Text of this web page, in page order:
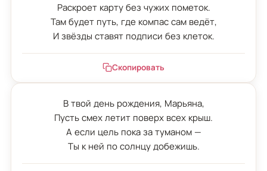
Раскроет карту без чужих пометок.
Там будет путь, где компас сам ведёт,
И звёзды ставят подписи без клеток.
Скопировать
В твой день рождения, Марьяна,
Пусть смех летит поверх всех крыш.
А если цель пока за туманом —
Ты к ней по солнцу добежишь.